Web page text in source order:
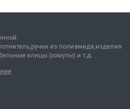
из полиамида,изделия
клицы (хомуты) и т.д.